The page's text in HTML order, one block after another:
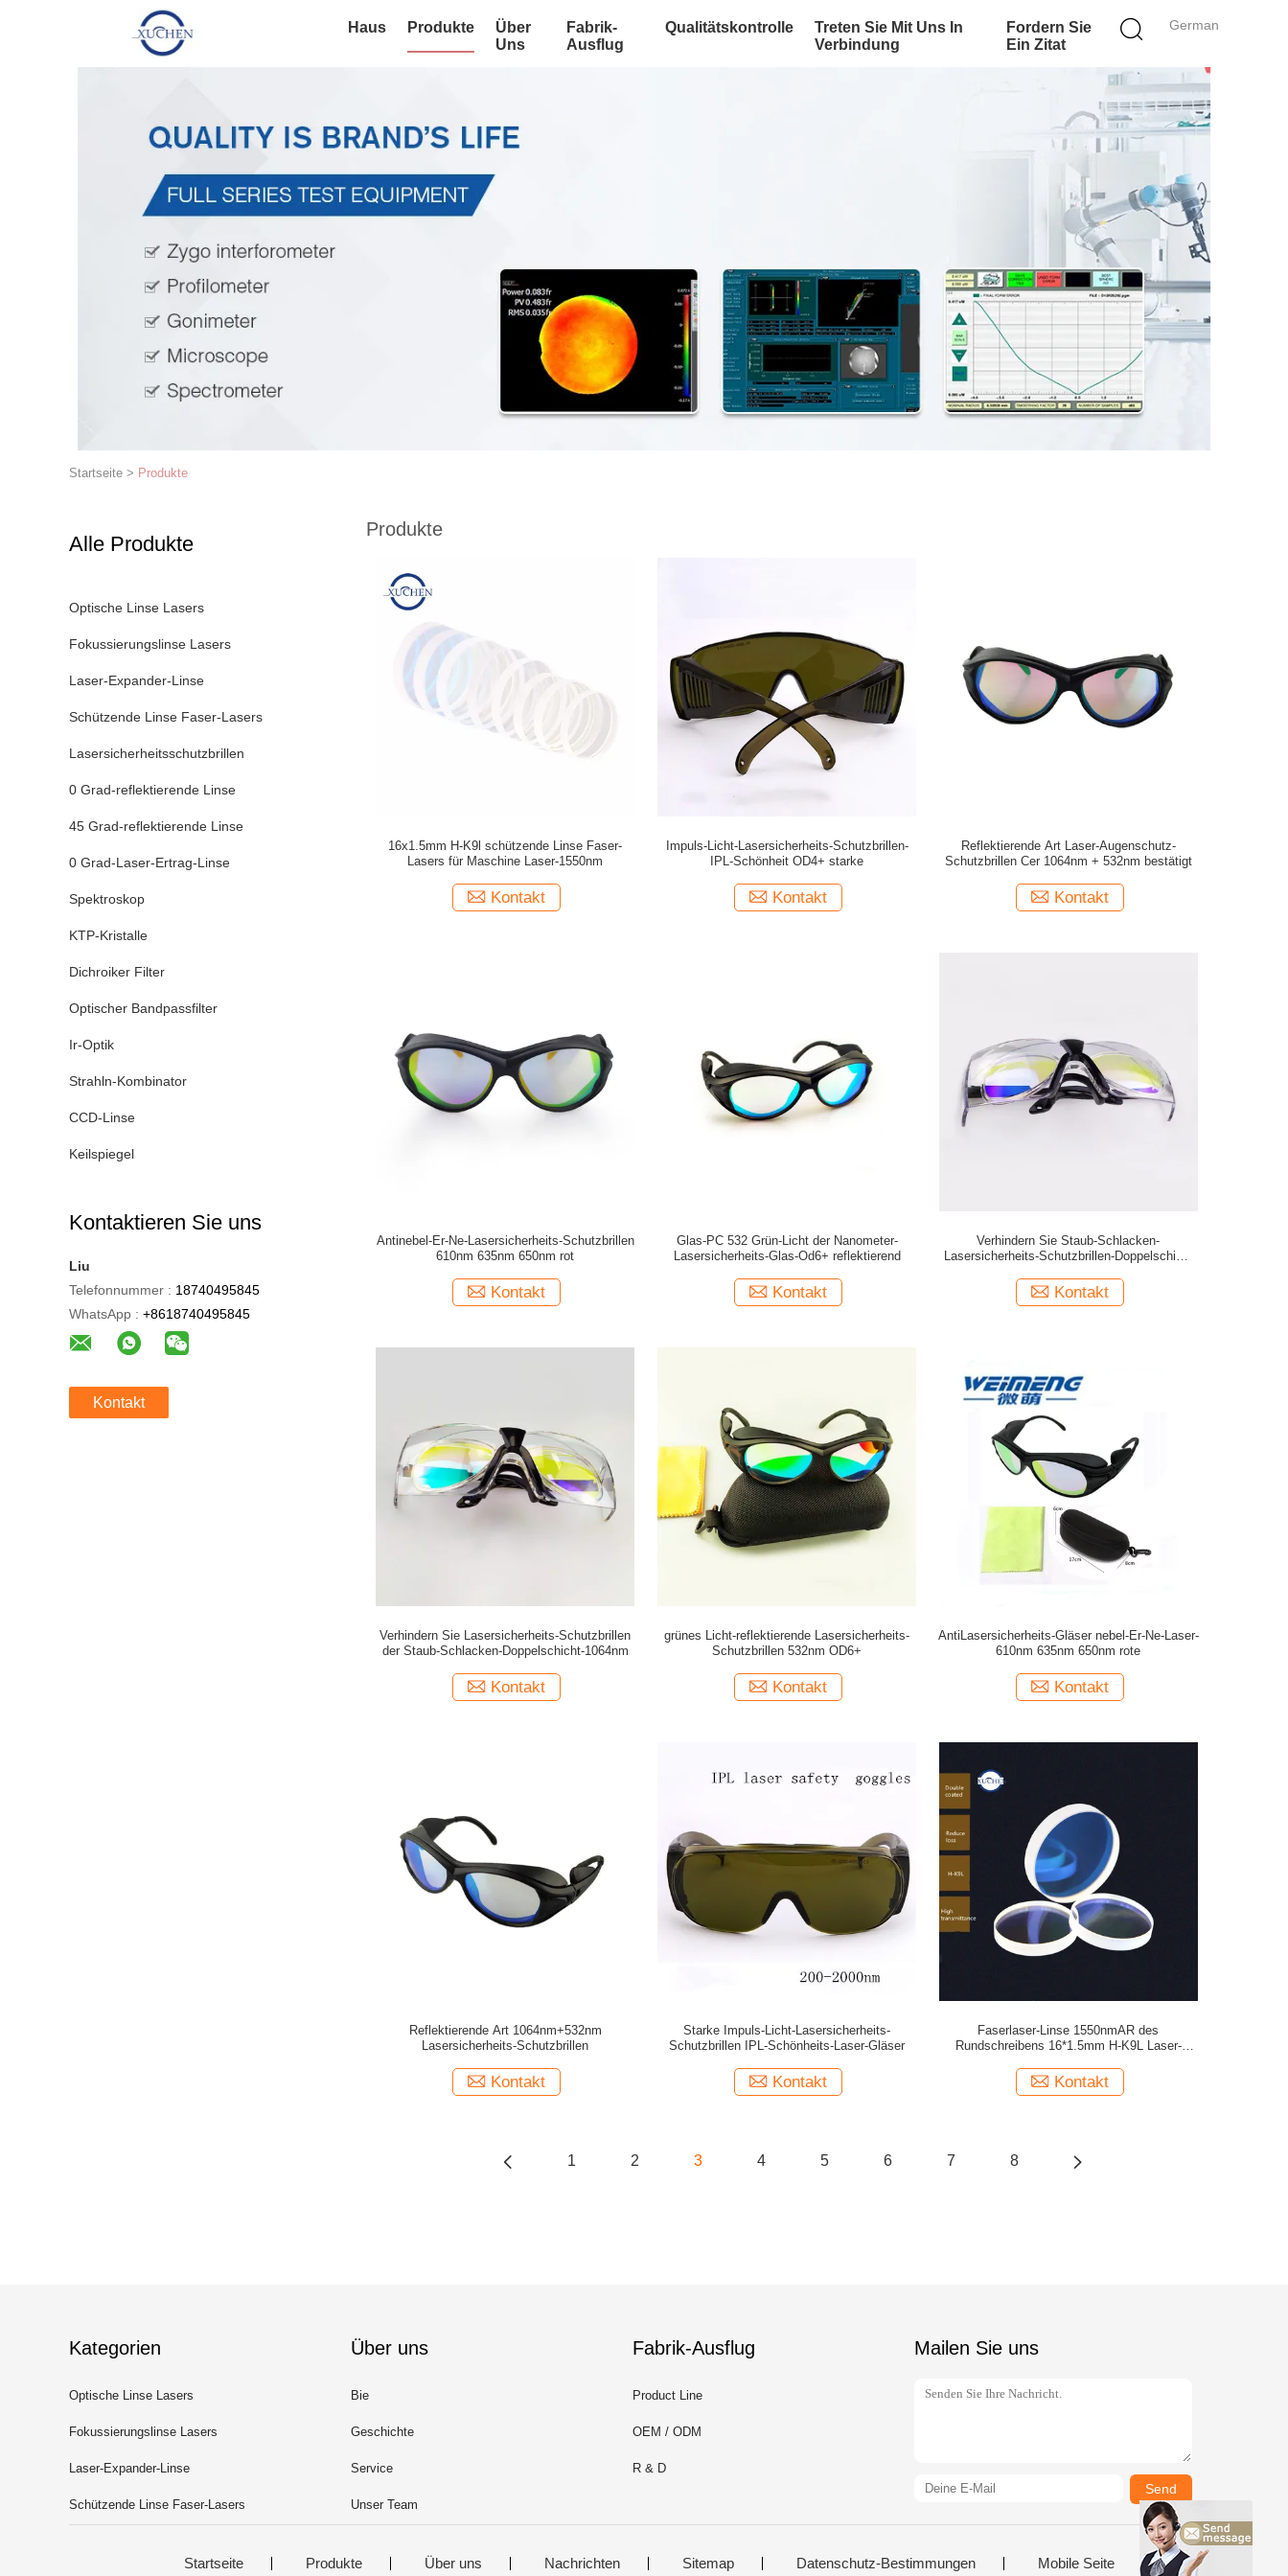
German
Haus Produkte
Über
Uns
Fabrik-
Ausflug
Qualitätskontrolle
Treten Sie Mit Uns In
Verbindung
Fordern Sie
Ein Zitat
Startseite > Produkte
Alle Produkte
Optische Linse Lasers
Fokussierungslinse Lasers
Laser-Expander-Linse
Schützende Linse Faser-Lasers
Lasersicherheitsschutzbrillen
0 Grad-reflektierende Linse
45 Grad-reflektierende Linse
0 Grad-Laser-Ertrag-Linse
Spektroskop
KTP-Kristalle
Dichroiker Filter
Optischer Bandpassfilter
Ir-Optik
Strahln-Kombinator
CCD-Linse
Keilspiegel
Kontaktieren Sie uns
Liu
Telefonnummer : 18740495845
WhatsApp : +8618740495845
Kontakt
Produkte
16x1.5mm H-K9l schützende Linse Faser-
Lasers für Maschine Laser-1550nm
Kontakt
Impuls-Licht-Lasersicherheits-Schutzbrillen-
IPL-Schönheit OD4+ starke
Kontakt
Reflektierende Art Laser-Augenschutz-
Schutzbrillen Cer 1064nm + 532nm bestätigt
Kontakt
Antinebel-Er-Ne-Lasersicherheits-Schutzbrillen
610nm 635nm 650nm rot
Kontakt
Glas-PC 532 Grün-Licht der Nanometer-
Lasersicherheits-Glas-Od6+ reflektierend
Kontakt
Verhindern Sie Staub-Schlacken-
Lasersicherheits-Schutzbrillen-Doppelschicht
Kontakt
Verhindern Sie Lasersicherheits-Schutzbrillen
der Staub-Schlacken-Doppelschicht-1064nm
Kontakt
grünes Licht-reflektierende Lasersicherheits-
Schutzbrillen 532nm OD6+
Kontakt
AntiLasersicherheits-Gläser nebel-Er-Ne-Laser-
610nm 635nm 650nm rote
Kontakt
Reflektierende Art 1064nm+532nm
Lasersicherheits-Schutzbrillen
Kontakt
Starke Impuls-Licht-Lasersicherheits-
Schutzbrillen IPL-Schönheits-Laser-Gläser
Kontakt
Faserlaser-Linse 1550nmAR des
Rundschreibens 16*1.5mm H-K9L Laser-
Kontakt
1 2 3 4 5 6 7 8
Kategorien
Optische Linse Lasers
Fokussierungslinse Lasers
Laser-Expander-Linse
Schützende Linse Faser-Lasers
Über uns
Bie
Geschichte
Service
Unser Team
Fabrik-Ausflug
Product Line
OEM / ODM
R & D
Mailen Sie uns
Send
Startseite Produkte Über uns Nachrichten Sitemap Datenschutz-Bestimmungen Mobile Seite